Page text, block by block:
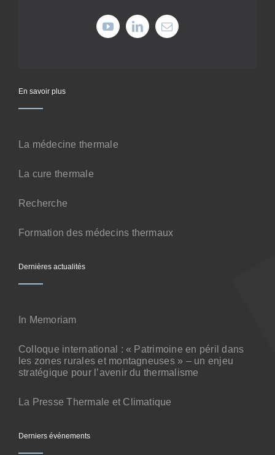
Offres professionnelles
Cotiser
Faire un don
En savoir plus
La médecine thermale
La cure thermale
Recherche
Formation des médecins thermaux
Dernières actualités
In Memoriam
Colloque international : « Patrimoine en péril dans
les zones rurales et montagneuses » – un enjeu
stratégique pour l’avenir du thermalisme
La Presse Thermale et Climatique
Derniers événements